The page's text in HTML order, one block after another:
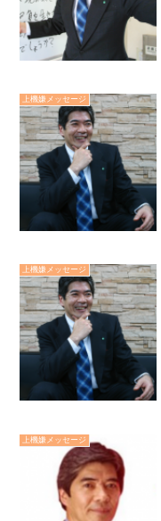
上機嫌メッセージ
上機嫌メッセージ
上機嫌メッセージ